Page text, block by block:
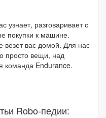
узнает, разговаривает с
покупки к машине.
везет вас домой. Для нас
просто вещи, над
команда Endurance.
Robo-педии: